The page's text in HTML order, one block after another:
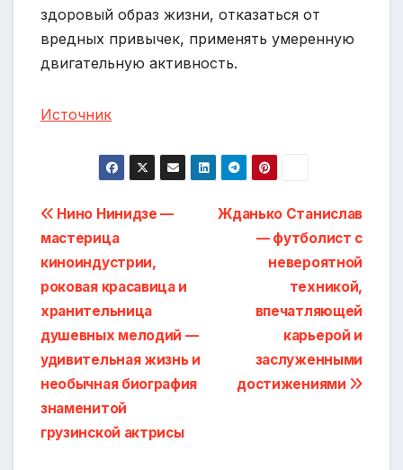
здоровый образ жизни, отказаться от
вредных привычек, применять умеренную
двигательную активность.
Источник
Навигация
по
записям
Жданько Станислав
— футболист с
невероятной
техникой,
впечатляющей
карьерой и
заслуженными
достижениями
Нино Нинидзе —
мастерица
киноиндустрии,
роковая красавица и
хранительница
душевных мелодий —
удивительная жизнь и
необычная биография
знаменитой
грузинской актрисы